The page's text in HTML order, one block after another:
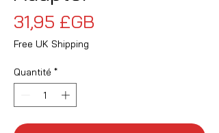
31,95 £GB
Free UK Shipping
Quantité *